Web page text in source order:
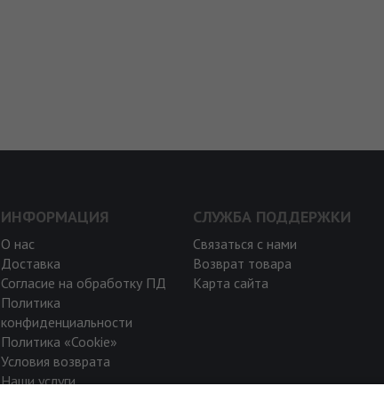
ИНФОРМАЦИЯ
О нас
Доставка
Согласие на обработку ПД
Политика
конфиденциальности
Политика «Cookie»
Условия возврата
Наши услуги
СЛУЖБА ПОДДЕРЖКИ
Связаться с нами
Возврат товара
Карта сайта